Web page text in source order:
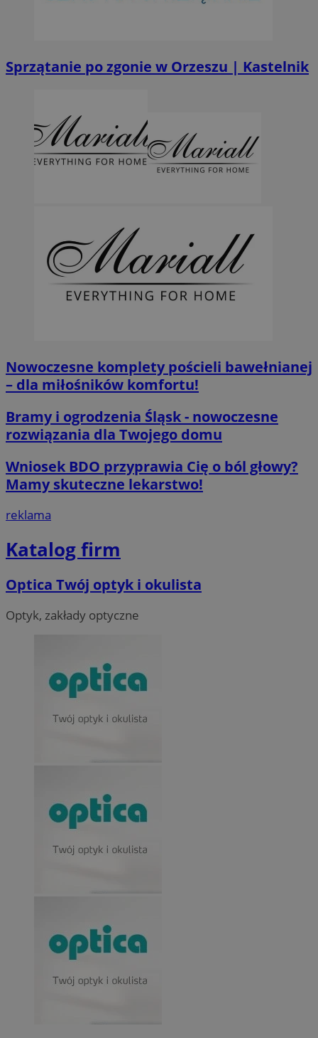
Sprzątanie po zgonie w Orzeszu | Kastelnik
Nowoczesne komplety pościeli bawełnianej
– dla miłośników komfortu!
Bramy i ogrodzenia Śląsk - nowoczesne
rozwiązania dla Twojego domu
Wniosek BDO przyprawia Cię o ból głowy?
Mamy skuteczne lekarstwo!
reklama
Katalog firm
Optica Twój optyk i okulista
Optyk, zakłady optyczne